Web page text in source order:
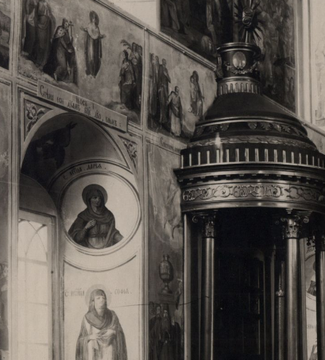
Галерея Храмы-мученики Архангельска Свято-
Троицкий
Троицкий собор Архангельска
мы можем говорить, что Архангельск в большей
от целенаправленных систематических
памятников архитектуры. Больше всего по
борьбой с религией, набравшая особую силу в
православного центра архангельской губернии -
Архангельска.
в начале XVIII века в центре
Троицкий собор, сразу превратился в
веке по масштабам ему не было равных на Севере.